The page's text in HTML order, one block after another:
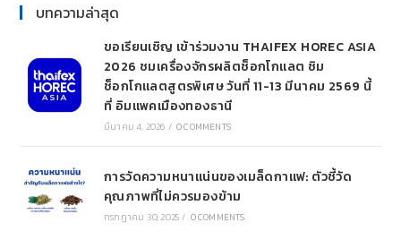
บทความล่าสุด
ขอเรียนเชิญ เข้าร่วมงาน THAIFEX HOREC ASIA
2026 ชมเครื่องจักรผลิตช็อกโกแลต ชิม
ช็อกโกแลตสูตรพิเศษ วันที่ 11-13 มีนาคม 2569 นี้
ที่ อิมแพคเมืองทองธานี
มีนาคม 4, 2026 / 0 COMMENTS
การวัดความหนาแน่นของเมล็ดกาแฟ: ตัวชี้วัด
คุณภาพที่ไม่ควรมองข้าม
กรกฎาคม 30, 2025 / 0 COMMENTS